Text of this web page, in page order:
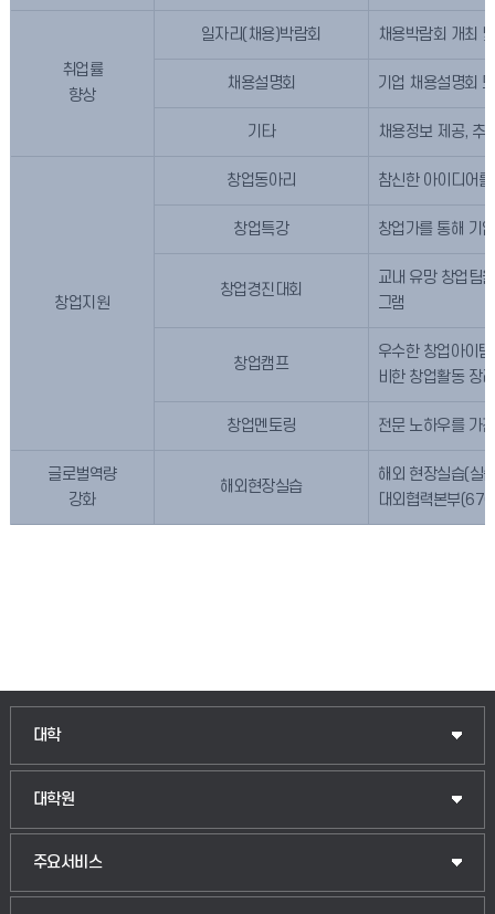
취업률
향상
일자리(채용)박람회 채용박람회 개최
채용설명회 기업 채용설명회
기타 채용정보 제공, 추
창업지원
창업동아리 참신한 아이디어
창업특강 창업가를 통해 기
창업경진대회
교내 유망 창업팀
그램
창업캠프
우수한 창업아이
비한 창업활동 장
창업멘토링 전문 노하우를 가
글로벌역량
강화
해외현장실습
해외 현장실습(실
대외협력본부
대학
인문융합공공인재학부
법경영학부
대학원
일반대학원
산업대학원
주요서비스
입학안내